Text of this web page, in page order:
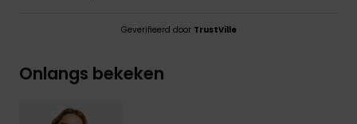
Geverifieerd door TrustVille
Onlangs bekeken